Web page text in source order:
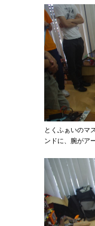
とくふぁいのマ
ンドに、腕がア